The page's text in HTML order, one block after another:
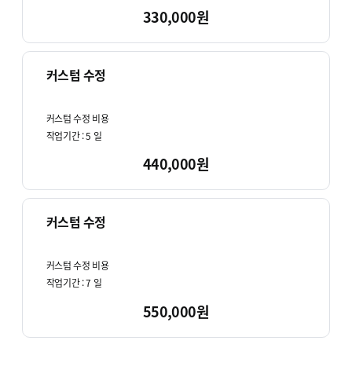
330,000원
커스텀 수정
커스텀 수정 비용
작업기간 :5 일
440,000원
커스텀 수정
커스텀 수정 비용
작업기간 :7 일
550,000원